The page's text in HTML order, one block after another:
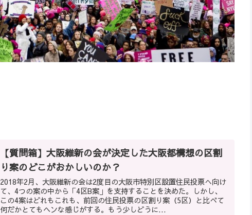
【質問箱】大阪維新の会が決定した大阪都構想の区割
り案のどこがおかしいのか？
2018年2月、大阪維新の会は2度目の大阪市特別区設置住民投票へ向け
て、4つの案の中から「4区B案」を支持することを決めた。しかし、
この4案はどれもこれも、前回の住民投票の区割り案（5区）と比べて
何だかとてもヘンな感じがする。もう少しどうに...